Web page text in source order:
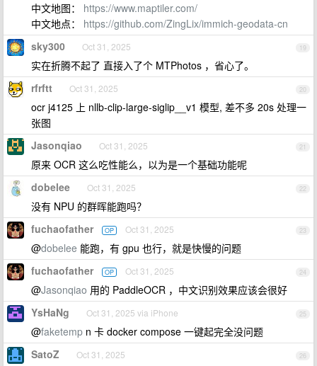
中文地图： https://www.maptiler.com/
中文地点： https://github.com/ZingLix/immich-geodata-cn
19
sky300 Oct 31, 2025
实在折腾不起了 直接入了个 MTPhotos ，省心了。
20
rfrftt Oct 31, 2025
ocr j4125 上 nllb-clip-large-siglip__v1 模型, 差不多 20s 处理一
张图
21
Jasonqiao Oct 31, 2025
原来 OCR 这么吃性能么，以为是一个基础功能呢
22
dobelee Oct 31, 2025
没有 NPU 的群晖能跑吗？
23
fuchaofather OP Oct 31, 2025
@dobelee 能跑，有 gpu 也行，就是快慢的问题
24
fuchaofather OP Oct 31, 2025
@Jasonqiao 用的 PaddleOCR ，中文识别效果应该会很好
25
YsHaNg Oct 31, 2025 via iPhone
@faketemp n 卡 docker compose 一键起完全没问题
26
SatoZ Oct 31, 2025